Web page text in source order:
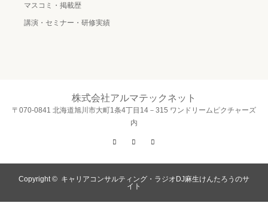
マスコミ・掲載歴
講演・セミナー・研修実績
株式会社アルマテックネット
〒070-0841 北海道旭川市大町1条4丁目14－315 ワンドリームピクチャーズ
内
Twitter
Facebook
Copyright © キャリアコンサルティング・ラジオDJ麻生けんたろうのサ
イト